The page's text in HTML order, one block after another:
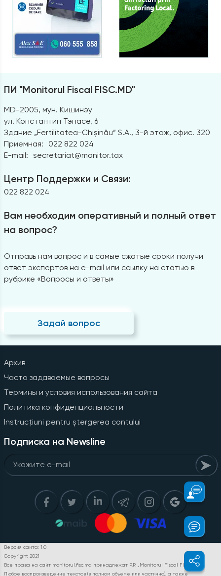
ПИ "Monitorul Fiscal FISC.MD"
MD-2005, мун. Кишинэу
ул. Константин Тэнасе, 6
Здание „Fertilitatea-Chișinău” S.A., 3-й этаж, офис. 320
Приемная:
022 822 024
E-mail: secretariat@monitor.tax
Центр Поддержки и Связи:
022 822 024
Вам необходим оперативный и полный ответ
на вопрос?
Отправь нам вопрос и в самые сжатые сроки получи
ответ экспертов на e-mail или ссылку на статью в
рубрике «Вопросы и ответы»
Задай вопрос
Архив
Часто задаваемые вопросы
Термины и условия использования сайта
Политика конфиденциальности
Instrucțiuni pentru ștergerea contului
Подписка на Newsline
Версия сайта: 1.0
Copyright 2021
Все права на сайт monitorul.fisc.md принадлежат P.P. „Monitorul Fiscal FISC.MD”.
Любое воспроизведение текстов (в полном объеме или частично), а также